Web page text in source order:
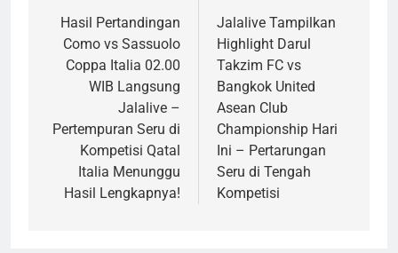
navigation
Hasil Pertandingan
Como vs Sassuolo
Coppa Italia 02.00
WIB Langsung
Jalalive –
Pertempuran Seru di
Kompetisi Qatal
Italia Menunggu
Hasil Lengkapnya!
Jalalive Tampilkan
Highlight Darul
Takzim FC vs
Bangkok United
Asean Club
Championship Hari
Ini – Pertarungan
Seru di Tengah
Kompetisi